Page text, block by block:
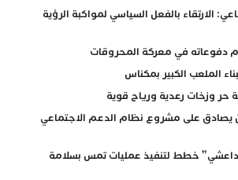
الارتقاء بالفعل السياسي لمواكبة الرؤية
دفوعاته في معركة المحروقات
حر وزخات رعدية ورياح قوية
يصادق على مشروع نظام الدعم الاجتماعي
خطط لتنفيذ عمليات تمس بسلامة